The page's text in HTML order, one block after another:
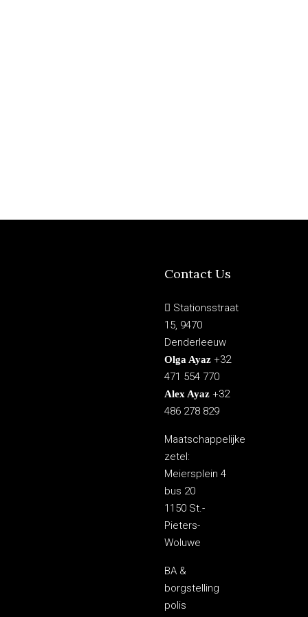
Contact Us
Stationsstraat
15, 9470
Denderleeuw
Olga Ayaz +32
471 554 770
Alex Ayaz +32
486 278 829
Maatschappelijke
zetel:
Meiersplein 4
bus 20
1150 St.-
Pieters-
Woluwe
BA &
borgstelling
polis